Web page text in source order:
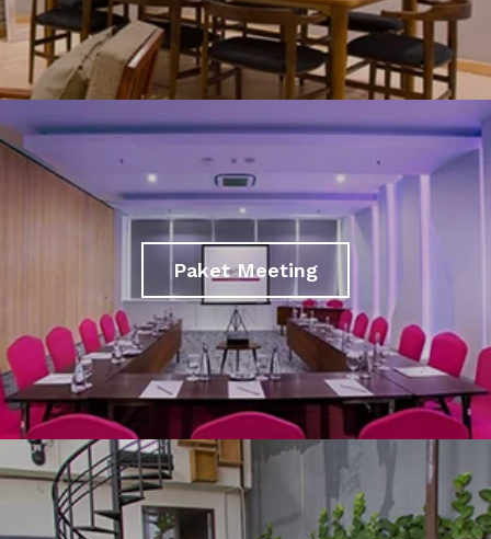
Paket Meeting